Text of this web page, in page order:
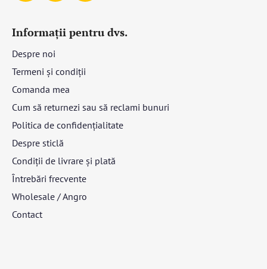
Informații pentru dvs.
Despre noi
Termeni și condiții
Comanda mea
Cum să returnezi sau să reclami bunuri
Politica de confidențialitate
Despre sticlă
Condiții de livrare și plată
Întrebări frecvente
Wholesale / Angro
Contact